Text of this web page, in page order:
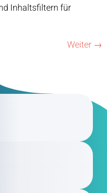
Inhaltsfiltern für
Weiter →